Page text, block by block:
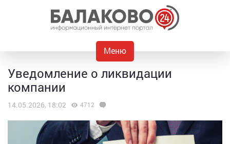
Меню
Уведомление о ликвидации
компании
14.05.2026, 18:02 4712